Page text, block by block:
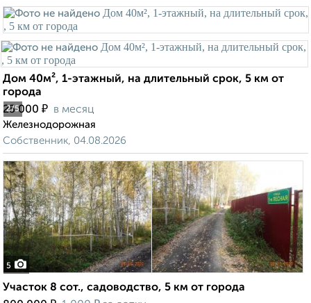
2/5
Дом 40м², 1-этажный, на длительный срок, 5 км от
города
25 000 ₽ в месяц
Железнодорожная
Собственник, 04.08.2026
5
Участок 8 сот., садоводство, 5 км от города